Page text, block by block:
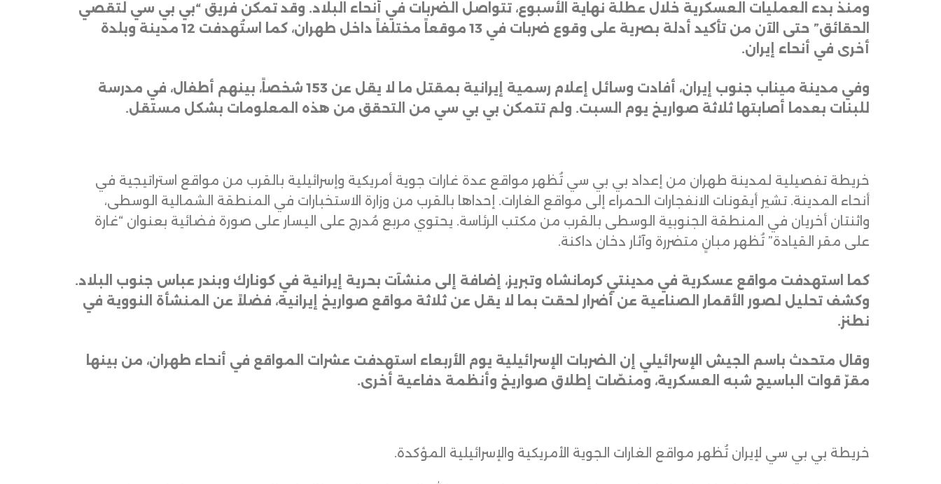
ومنذ بدء العمليات العسكرية خلال عطلة نهاية الأسبوع، تتواصل الضربات في أنحاء البلاد. وقد تمكّن فريق “بي بي سي لتقصي
الحقائق” حتى الآن من تأكيد أدلة بصرية على وقوع ضربات في 13 موقعاً مختلفاً داخل طهران، كما استُهدفت 12 مدينة وبلدة
أخرى في أنحاء إيران.
وفي مدينة ميناب جنوب إيران، أفادت وسائل إعلام رسمية إيرانية بمقتل ما لا يقل عن 153 شخصاً، بينهم أطفال، في مدرسة
للبنات بعدما أصابتها ثلاثة صواريخ يوم السبت. ولم تتمكن بي بي سي من التحقق من هذه المعلومات بشكل مستقل.
خريطة تفصيلية لمدينة طهران من إعداد بي بي سي تُظهر مواقع عدة غارات جوية أمريكية وإسرائيلية بالقرب من مواقع استراتيجية في
أنحاء المدينة. تشير أيقونات الانفجارات الحمراء إلى مواقع الغارات. إحداها بالقرب من وزارة الاستخبارات في المنطقة الشمالية الوسطى،
واثنتان أخريان في المنطقة الجنوبية الوسطى بالقرب من مكتب الرئاسة. يحتوي مربع مُدرج على اليسار على صورة فضائية بعنوان “غارة
على مقر القيادة” تُظهر مبانٍ متضررة وآثار دخان داكنة.
كما استهدفت مواقع عسكرية في مدينتي كرمانشاه وتبريز، إضافة إلى منشآت بحرية إيرانية في كونارك وبندر عباس جنوب البلاد.
وكشف تحليل لصور الأقمار الصناعية عن أضرار لحقت بما لا يقل عن ثلاثة مواقع صواريخ إيرانية، فضلاً عن المنشأة النووية في
نطنز.
وقال متحدث باسم الجيش الإسرائيلي إن الضربات الإسرائيلية يوم الأربعاء استهدفت عشرات المواقع في أنحاء طهران، من بينها
مقرّ قوات الباسيج شبه العسكرية، ومنصّات إطلاق صواريخ وأنظمة دفاعية أخرى.
خريطة بي بي سي لإيران تُظهر مواقع الغارات الجوية الأمريكية والإسرائيلية المؤكدة.